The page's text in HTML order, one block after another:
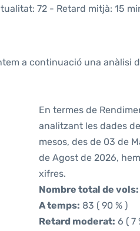
72 - Retard mitjà: 15
a continuació una anàlisi
En termes de
analitzant les dades
mesos, des de 03 de
de Agost de 2026,
xifres.
Nombre total de vols:
A temps: 83 ( 90 % )
Retard moderat: 6 ( 7